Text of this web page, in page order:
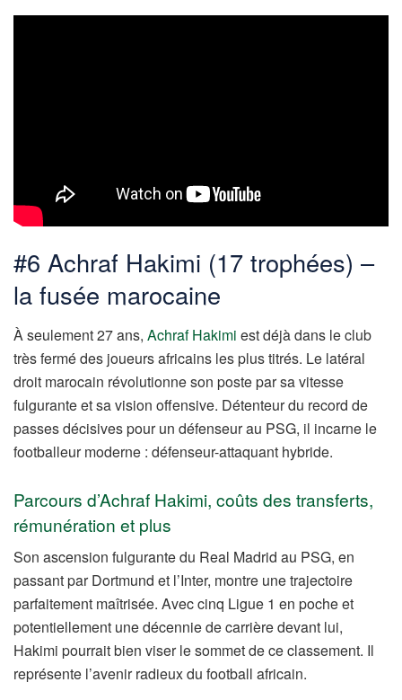
#6 Achraf Hakimi (17 trophées) –
la fusée marocaine
À seulement 27 ans, Achraf Hakimi est déjà dans le club
très fermé des joueurs africains les plus titrés. Le latéral
droit marocain révolutionne son poste par sa vitesse
fulgurante et sa vision offensive. Détenteur du record de
passes décisives pour un défenseur au PSG, il incarne le
footballeur moderne : défenseur-attaquant hybride.
Parcours d’Achraf Hakimi, coûts des transferts,
rémunération et plus
Son ascension fulgurante du Real Madrid au PSG, en
passant par Dortmund et l’Inter, montre une trajectoire
parfaitement maîtrisée. Avec cinq Ligue 1 en poche et
potentiellement une décennie de carrière devant lui,
Hakimi pourrait bien viser le sommet de ce classement. Il
représente l’avenir radieux du football africain.